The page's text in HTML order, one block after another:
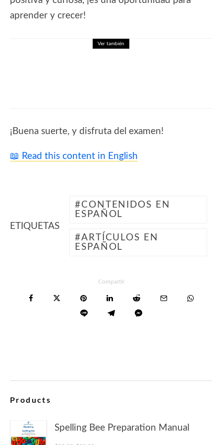
aprender y crecer!
Ver también
¡Buena suerte, y disfruta del examen!
📖 Read this content in English
ETIQUETAS
CONTENIDOS EN
ESPAÑOL
ARTÍCULOS EN
ESPAÑOL
Compartir
Products
Spelling Bee Preparation Manual